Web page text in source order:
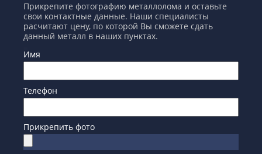
Прикрепите фотографию металлолома и оставьте
свои контактные данные. Наши специалисты
расчитают цену, по которой Вы сможете сдать
данный металл в наших пунктах.
Имя
Телефон
Прикрепить фото